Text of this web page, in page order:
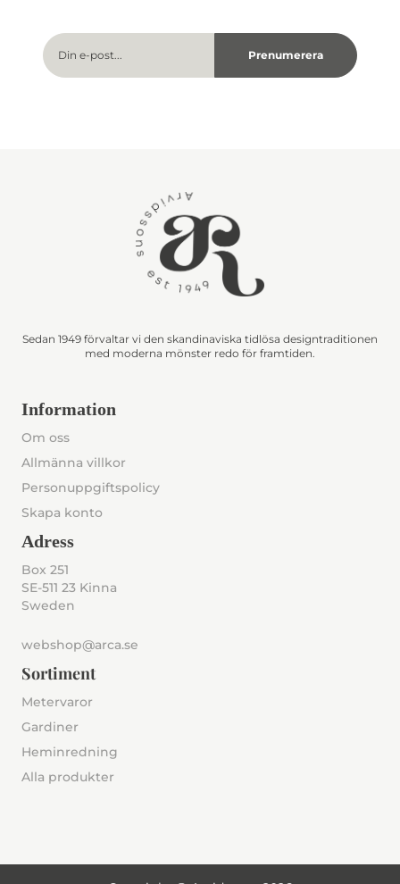
Sedan 1949 förvaltar vi den skandinaviska tidlösa designtraditionen
med moderna mönster redo för framtiden.
Information
Om oss
Allmänna villkor
Personuppgiftspolicy
Skapa konto
Adress
Box 251
SE-511 23 Kinna
Sweden
webshop@arca.se
Sortiment
Metervaror
Gardiner
Heminredning
Alla produkter